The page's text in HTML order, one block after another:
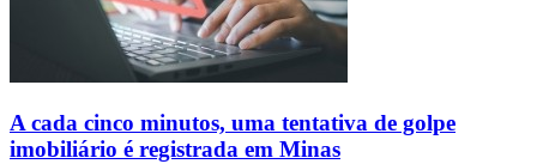
A cada cinco minutos, uma tentativa de golpe
imobiliário é registrada em Minas